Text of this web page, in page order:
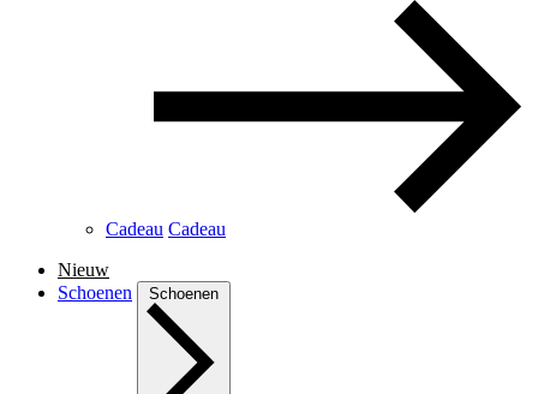
Cadeau Cadeau
Nieuw
Schoenen
Schoenen